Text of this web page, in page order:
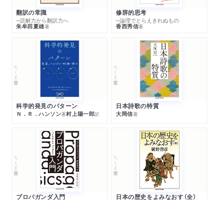
翻訳の常識
─読解力から翻訳力へ
朱牟田夏雄著
修辞的思考
─論理でとらえきれぬもの
香西秀信著
ちくま学芸文庫
科学的発見のパターン
Ｎ．Ｒ．ハンソン著村上陽一郎訳
ちくま学芸文庫
日本詩歌の特質
大岡信著
ちくま学芸文庫
プロパガンダ入門
ちくま学芸文庫
日本の歴史をよみなおす（全）